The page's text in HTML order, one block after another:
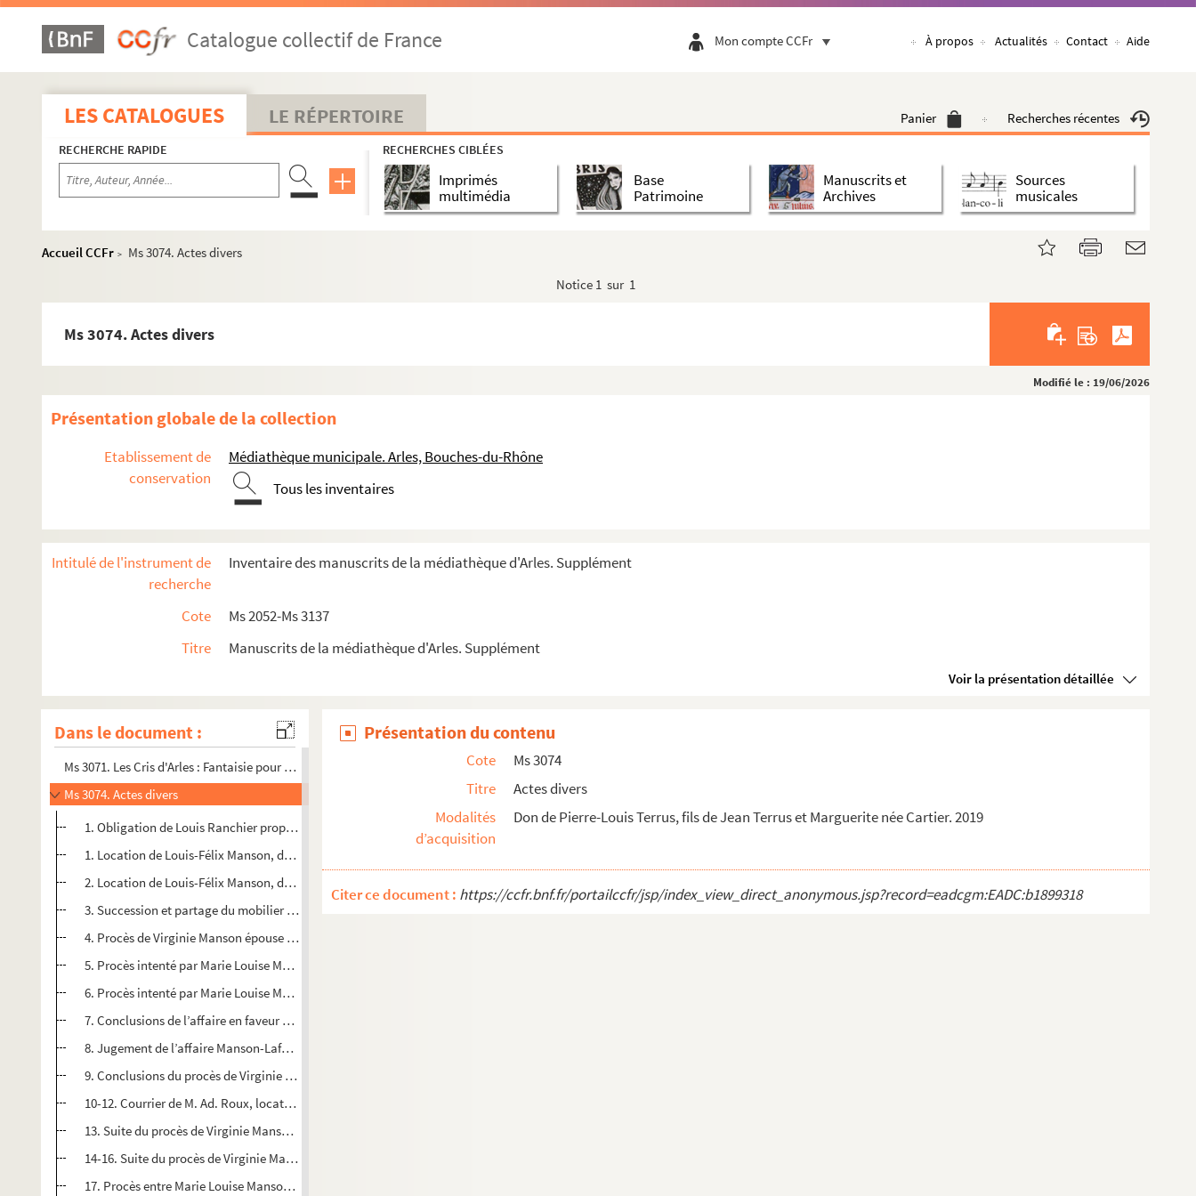
Catalogue collectif de France Mon compte CCFr À propos Actualités Contact Aide
LES CATALOGUES LE RÉPERTOIRE Panier Recherches récentes
RECHERCHE RAPIDE RECHERCHES CIBLÉES
Imprimés
multimédia
Base
Patrimoine
Manuscrits et
Archives
Sources
musicales
Accueil CCFr >
Ms 3074. Actes divers
Notice 1 sur 1
Ms 3074. Actes divers
Modifié le : 19/06/2026
Présentation globale de la collection
Etablissement de
conservation
Médiathèque municipale. Arles, Bouches-du-Rhône
Tous les inventaires
Intitulé de l'instrument de
recherche
Inventaire des manuscrits de la médiathèque d'Arles. Supplément
Cote
Ms 2052-Ms 3137
Titre
Manuscrits de la médiathèque d'Arles. Supplément
Voir la présentation détaillée
Dans le document :
Ms 2561. Statuts municipaux de la ville d'Arles
Ms 2564. Pro egregio et nobili viro Anthonio de Pontevé domino loci de Cabanis cive et habitatore de Arelate ...
Ms 2705. Le Petit Office de la Vierge. Antiphonaire manuscrit
Ms 2707. Lettre de Fassin aîné relative au projet du canal d’Arles à Bouc, datée de mars 1827, en réponse à u...
Ms 2826. Catalogue occitan par Edmond Lefèvre commencé en 1933
Ms 2827. Livre dédié à madame la marquise de Sufren de Saint Cannat contenant les vêpres des dimanches et des...
Ms 2828. Jean-Pierré vengu dé brest ou cé qué espéravian pas : intermède provençal par le sieur B. Bonneville...
Ms 2897. Procédure entre Jean Antoine Marchand tanneur de Beaucaire et Marie Laydon épouse d’Antoine Privat a...
Ms 2902. Documents divers
Ms 2905. Cours de théologie dogmatique signée Robert de Longevialle
Ms 3041/1. Reconnaissances des biens fonciers en faveur de la chapellenie Notre-Dame fondée dans l’église Notre...
Ms 3041/2. Actes juridiques
Ms 3055. Adjudication pour les hoirs de M. Jean-Baptiste Charles Simon d’une maison section D, île 35 rue Por...
Ms 3068. Cantico à Sant Blas, poème du chanoir Ferrier, musique de Joseph Dagand. Partition manuscrite
Ms 3069. La Coumunioun di Sant, poème de Frédéric Mistral, adaptation musicale de Joseph Dagand pour orchestr...
Ms 3071. Les Cris d'Arles : Fantaisie pour Quatuor ou Orchestre à cordes : le marchand de sarment par Joseph ...
Ms 3074. Actes divers
1. Obligation de Louis Ranchier propriétaire demeurant à Paradou débiteur de Melle Eulalie Marie-Thérès...
1. Location de Louis-Félix Manson, demeurant à Arles à André Marbat, ménager du domaine de Co-adjuteur ...
2. Location de Louis-Félix Manson, demeurant à Arles à André Marbat, ménager du domaine de Co-adjuteur ...
3. Succession et partage du mobilier entre Marie Louise Manson, demeurant n°15 rue de la Liberté à Arle...
4. Procès de Virginie Manson épouse d’Antonin Marius Beaudesseau, ingénieur électricien demeurant à Mar...
5. Procès intenté par Marie Louise Manson demeurant 33 rue des Arènes à Philippe Laforest, demeurant ru...
6. Procès intenté par Marie Louise Manson demeurant 33 rue des Arènes à Philippe Laforest, demeurant ru...
7. Conclusions de l’affaire en faveur de Marie Louis Manson.
8. Jugement de l’affaire Manson-Laforêt.
9. Conclusions du procès de Virginie Manson épouse Beaudesseau contre sa sœur Marie Louise Manson.
10-12. Courrier de M. Ad. Roux, locataire de Marie Louis Manson, au n°33 rue des Arènes.
13. Suite du procès de Virginie Manson contre sa sœur Marie Louise Manson.
14-16. Suite du procès de Virginie Manson contre sa sœur Marie Louise Manson.
17. Procès entre Marie Louise Manson et son metayer Etienne Lillamand du mas du Coadjuteur.
Présentation du contenu
Cote
Ms 3074
Titre
Actes divers
Modalités
d’acquisition
Don de Pierre-Louis Terrus, fils de Jean Terrus et Marguerite née Cartier. 2019
Citer ce document : https://ccfr.bnf.fr/portailccfr/jsp/index_view_direct_anonymous.jsp?record=eadcgm:EADC:b1899318